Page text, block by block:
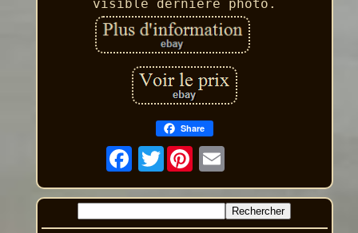
visible dernière photo.
Share
Twitter